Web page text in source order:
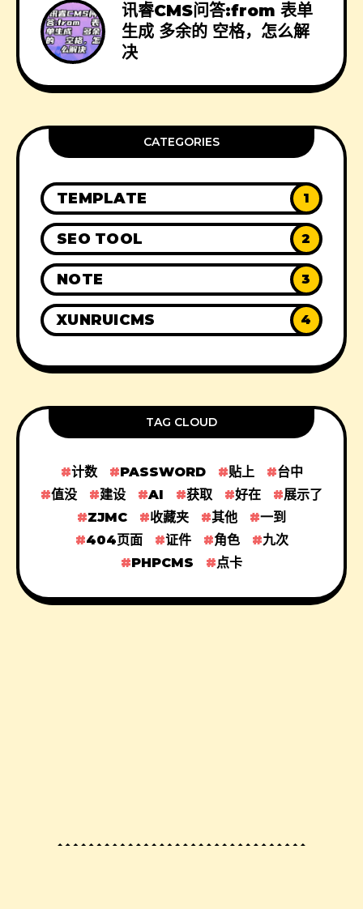
讯睿CMS问答:from 表单
生成 多余的 空格，怎么解
决
CATEGORIES
TEMPLATE 1
SEO TOOL 2
NOTE 3
XUNRUICMS 4
TAG CLOUD
计数 PASSWORD 贴上
台中
值没
建设 AI 获取 好在
展示了
ZJMC
收藏夹 其他
一到
404页面
证件 角色
九次
PHPCMS
点卡